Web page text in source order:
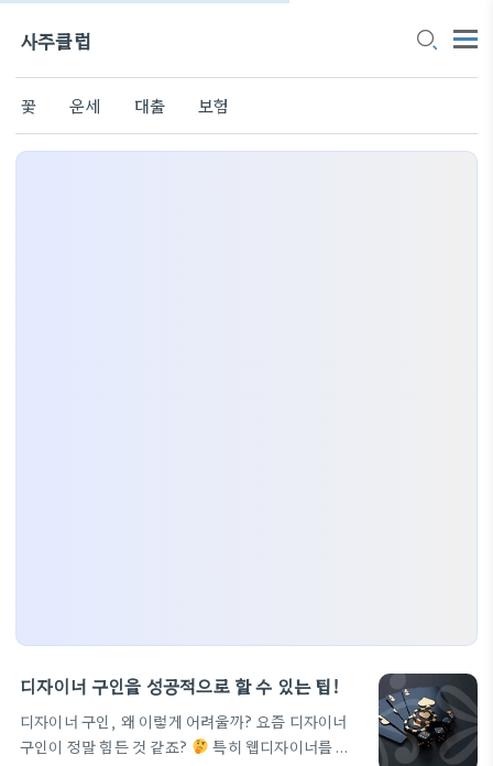
사주클럽
꽃 운세 대출 보험
디자이너 구인을 성공적으로 할 수 있는 팁!
디자이너 구인, 왜 이렇게 어려울까? 요즘 디자이너
구인이 정말 힘든 것 같죠?
특히 웹디자이너를 구